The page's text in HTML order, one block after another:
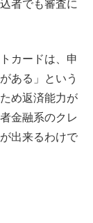
者でも審査に
カードは、申
ある」という
め返済能力が
金融系のクレ
出来るわけで